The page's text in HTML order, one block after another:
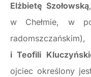
Elżbietę Szołowską
w Chełmie, w
i Teofili
ojciec określony